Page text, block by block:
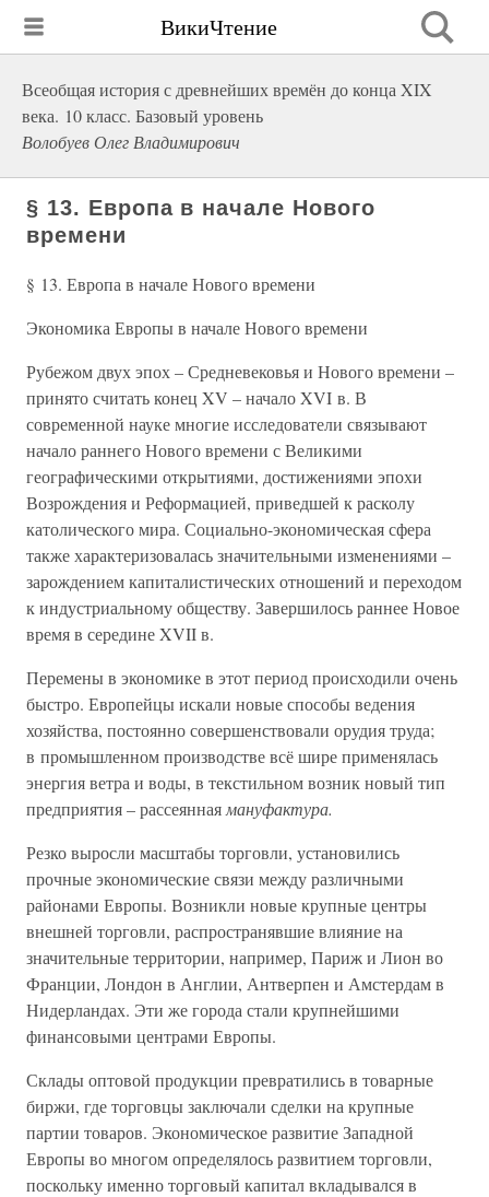
ВикиЧтение
Всеобщая история с древнейших времён до конца XIX
века. 10 класс. Базовый уровень
Волобуев Олег Владимирович
§ 13. Европа в начале Нового
времени
§ 13. Европа в начале Нового времени
Экономика Европы в начале Нового времени
Рубежом двух эпох – Средневековья и Нового времени –
принято считать конец XV – начало XVI в. В
современной науке многие исследователи связывают
начало раннего Нового времени с Великими
географическими открытиями, достижениями эпохи
Возрождения и Реформацией, приведшей к расколу
католического мира. Социально-экономическая сфера
также характеризовалась значительными изменениями –
зарождением капиталистических отношений и переходом
к индустриальному обществу. Завершилось раннее Новое
время в середине XVII в.
Перемены в экономике в этот период происходили очень
быстро. Европейцы искали новые способы ведения
хозяйства, постоянно совершенствовали орудия труда;
в промышленном производстве всё шире применялась
энергия ветра и воды, в текстильном возник новый тип
предприятия – рассеянная мануфактура.
Резко выросли масштабы торговли, установились
прочные экономические связи между различными
районами Европы. Возникли новые крупные центры
внешней торговли, распространявшие влияние на
значительные территории, например, Париж и Лион во
Франции, Лондон в Англии, Антверпен и Амстердам в
Нидерландах. Эти же города стали крупнейшими
финансовыми центрами Европы.
Склады оптовой продукции превратились в товарные
биржи, где торговцы заключали сделки на крупные
партии товаров. Экономическое развитие Западной
Европы во многом определялось развитием торговли,
поскольку именно торговый капитал вкладывался в